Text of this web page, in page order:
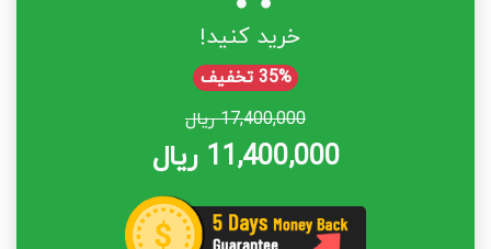
خرید کنید!
35% تخفیف
17,400,000 ریال
11,400,000 ریال